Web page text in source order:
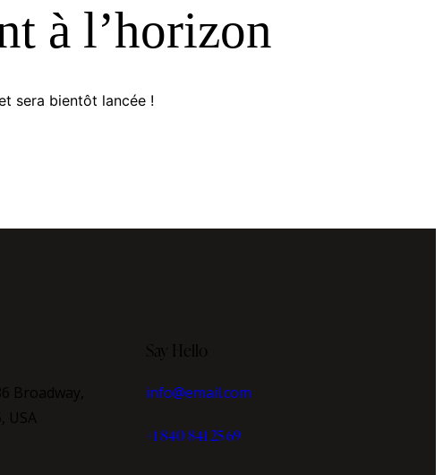
à l’horizon
sera bientôt lancée !
Broadway,
USA
Say Hello
info@email.com
+1 840 841 25 69